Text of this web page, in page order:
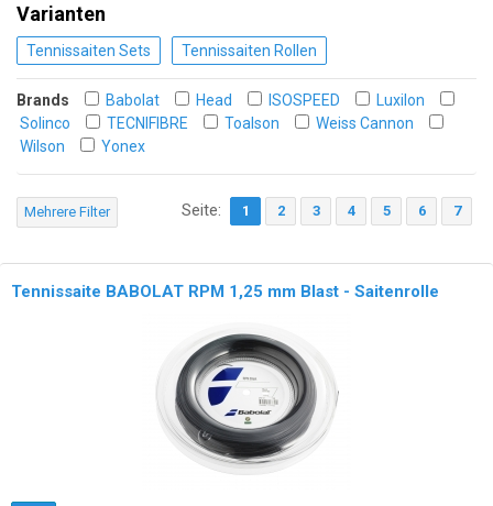
Varianten
Tennissaiten Sets Tennissaiten Rollen
Brands Babolat Head ISOSPEED
Luxilon
Solinco
TECNIFIBRE Toalson
Weiss Cannon
Wilson
Yonex
Mehrere Filter Seite: 1 2 3 4 5 6 7
Tennissaite BABOLAT RPM 1,25 mm Blast - Saitenrolle